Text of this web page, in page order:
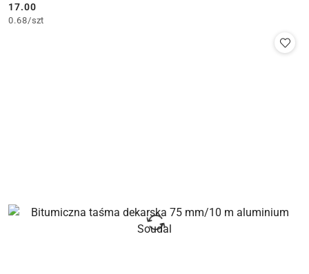
Cena:
17.00
0.68/szt